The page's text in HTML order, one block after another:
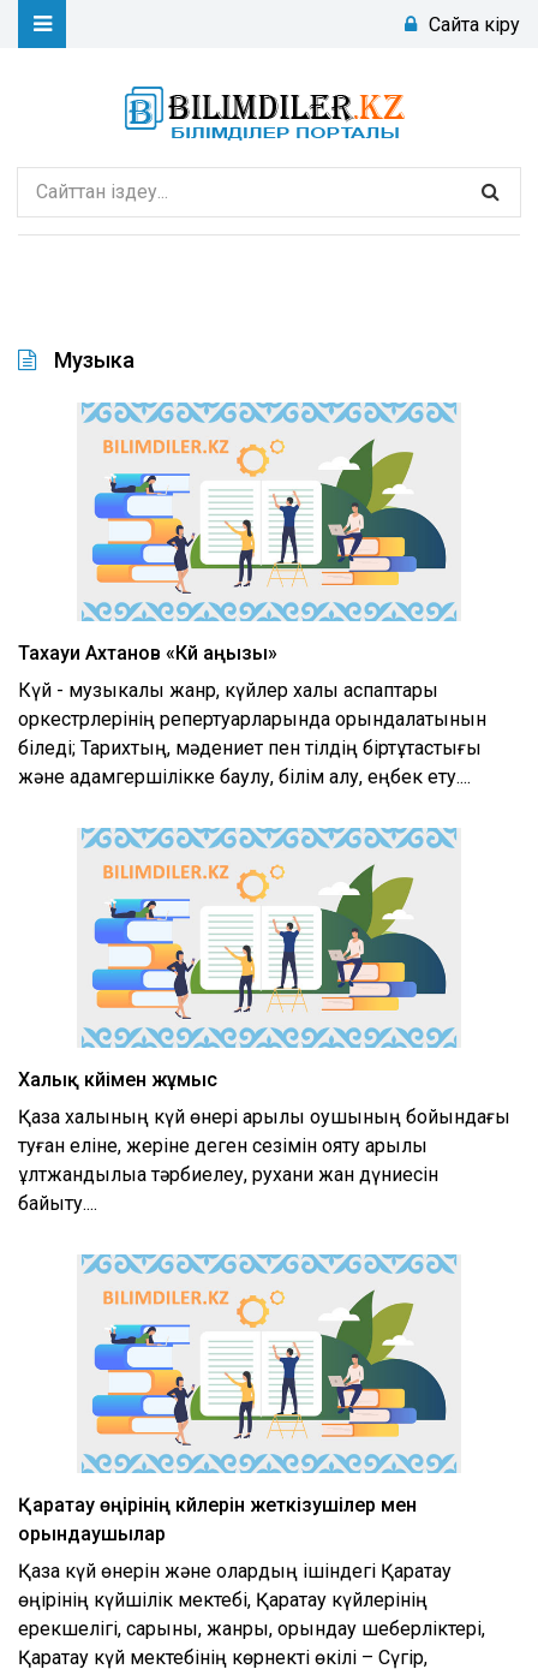
Сайтқа кіру
Музыка
Тахауи Ахтанов «Күй аңызы»
Күй - музыкалық жанр, күйлер халық аспаптары
оркестрлерінің репертуарларында орындалатынын
біледі; Тарихтың, мәдениет пен тілдің біртұтастығы
және адамгершілікке баулу, білім алу, еңбек ету....
Халық күйімен жұмыс
Қазақ халқының күй өнері арқылы оқушының бойындағы
туған еліне, жеріне деген сезімін ояту арқылы
ұлтжандылыққа тәрбиелеу, рухани жан дүниесін
байыту....
Қаратау өңірінің күйлерін жеткізушілер мен
орындаушылар
Қазақ күй өнерін және олардың ішіндегі Қаратау
өңірінің күйшілік мектебі, Қаратау күйлерінің
ерекшелігі, сарыны, жанры, орындау шеберліктері,
Қаратау күй мектебінің көрнекті өкілі – Сүгір,